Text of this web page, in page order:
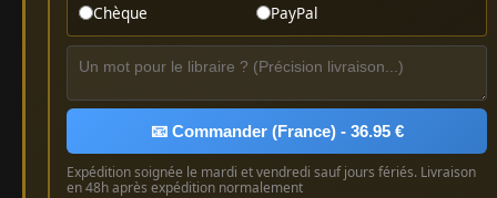
Chèque PayPal
📧 Commander (France) - 36.95 €
Expédition soignée le mardi et vendredi sauf jours fériés. Livraison
en 48h après expédition normalement